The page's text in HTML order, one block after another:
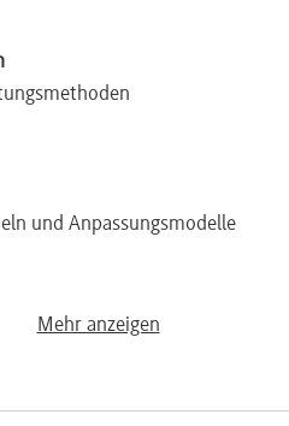
und Anpassungsmodelle
Mehr anzeigen